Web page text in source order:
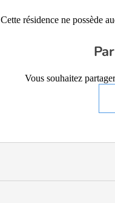
Cette résidence ne possède
Vous souhaitez